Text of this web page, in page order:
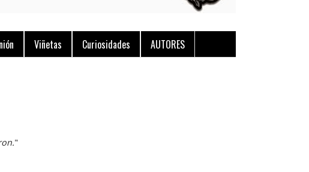
Viñetas Curiosidades AUTORES
"